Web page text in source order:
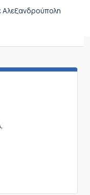
Αλεξανδρούπολη